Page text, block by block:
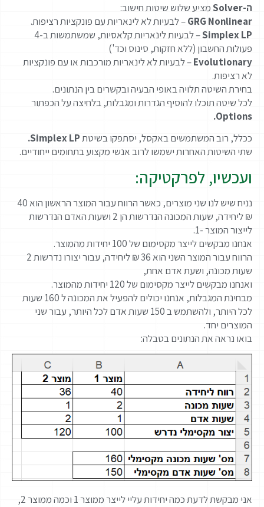
ה-Solver
מציע שלוש שיטות חישוב:
GRG Nonlinear– לבעיות לא לינאריות עם פונקציות רציפות.
Simplex LP
– לבעיות לינאריות קלאסיות, שמשתמשות ב-4
פעולות החשבון (ללא חזקות, סינוס וכד')
Evolutionary– לבעיות לא לינאריות מורכבות או עם פונקציות
לא רציפות.
בחירת השיטה תלויה באופי הבעיה ובקשרים בין הנתונים.
לכל שיטה תוכלו להוסיף הגדרות ומגבלות, בלחיצה על הכפתור
Options.
ככלל, רוב המשתמשים באקסל, יסתפקו בשיטתSimplex LP.
שתי השיטות האחרות ישמשו לרוב אנשי מקצוע בתחומים ייחודיים.
ועכשיו, לפרקטיקה:
נניח שיש לנו שני מוצרים, כאשר הרווח עבור המוצר הראשון הוא 40
₪ ליחידה, שעות המכונה הנדרשות הן 2 ושעות האדם הנדרשות
לייצור המוצר -1.
אנחנו מבקשים לייצר מקסימום של 100 יחידות מהמוצר.
הרווח עבור המוצר השני הוא 36 ₪ ליחידה, עבור יצורו נדרשות 2
שעות מכונה, ושעת אדם אחת,
ואנחנו מבקשים לייצר מקסימום של 120 יחידות מהמוצר.
מבחינת המגבלות, אנחנו יכולים להפעיל את המכונה ל 160 שעות
לכל היותר, ולהשתמש ב 150 שעות אדם לכל היותר, עבור שני
המוצרים יחד.
בואו נראה את הנתונים בטבלה:
אני מבקשת לדעת כמה יחידות עליי לייצר ממוצר 1 וכמה ממוצר 2,